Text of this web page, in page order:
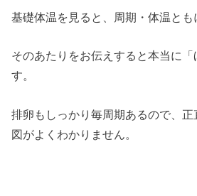
基礎体温を見ると、周期・体温とも
そのあたりをお伝えすると本当に
す。
排卵もしっかり毎周期あるので、
図がよくわかりません。